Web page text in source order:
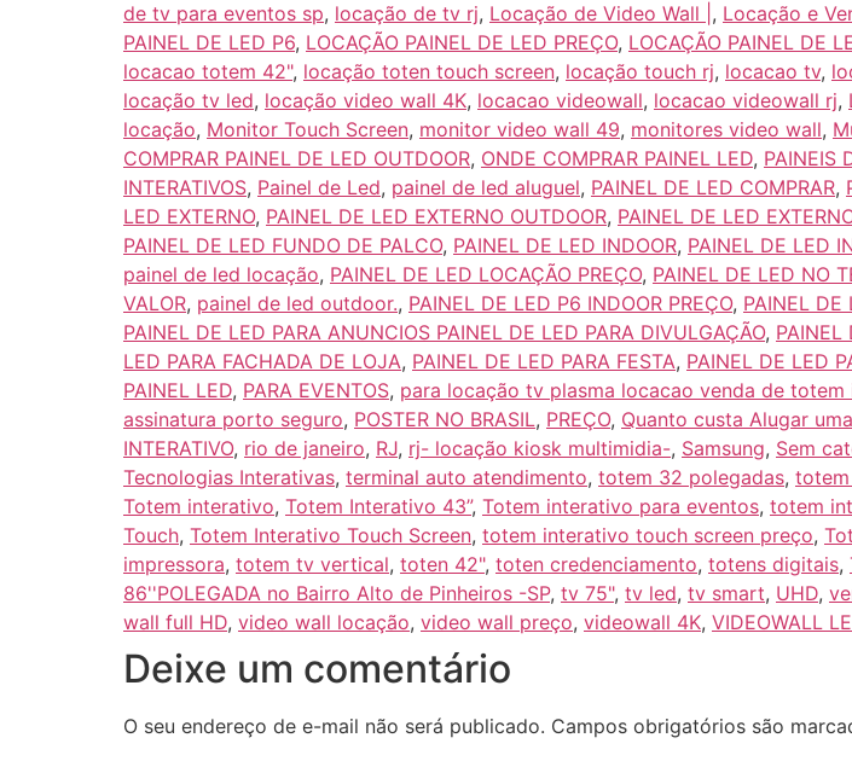
de tv para eventos sp, locação de tv rj, Locação de Video Wall | , Locação e
PAINEL DE LED P6, LOCAÇÃO PAINEL DE LED PREÇO, LOCAÇÃO PAINEL DE
locacao totem 42", locação toten touch screen, locação touch rj, locacao tv,
locação tv led, locação video wall 4K, locacao videowall, locacao videowall rj,
locação, Monitor Touch Screen, monitor video wall 49, monitores video wall,
COMPRAR PAINEL DE LED OUTDOOR, ONDE COMPRAR PAINEL LED, PAINEIS
INTERATIVOS, Painel de Led, painel de led aluguel, PAINEL DE LED COMPRAR,
LED EXTERNO, PAINEL DE LED EXTERNO OUTDOOR, PAINEL DE LED
PAINEL DE LED FUNDO DE PALCO, PAINEL DE LED INDOOR, PAINEL DE LED
painel de led locação, PAINEL DE LED LOCAÇÃO PREÇO, PAINEL DE LED NO
VALOR, painel de led outdoor., PAINEL DE LED P6 INDOOR PREÇO, PAINEL DE
PAINEL DE LED PARA ANUNCIOS PAINEL DE LED PARA DIVULGAÇÃO, PAINEL
LED PARA FACHADA DE LOJA, PAINEL DE LED PARA FESTA, PAINEL DE LED
PAINEL LED, PARA EVENTOS, para locação tv plasma locacao venda de totem
assinatura porto seguro, POSTER NO BRASIL, PREÇO, Quanto custa Alugar
INTERATIVO, rio de janeiro, RJ, rj- locação kiosk multimidia-, Samsung, Sem
Tecnologias Interativas, terminal auto atendimento, totem 32 polegadas,
Totem interativo, Totem Interativo 43”, Totem interativo para eventos, totem
Touch, Totem Interativo Touch Screen, totem interativo touch screen preço,
impressora, totem tv vertical, toten 42", toten credenciamento, totens digitais,
86''POLEGADA no Bairro‎ Alto de Pinheiros‎ -SP, tv 75", tv led, tv smart, UHD,
wall full HD, video wall locação, video wall preço, videowall 4K, VIDEOWALL
Deixe um comentário
O seu endereço de e-mail não será publicado. Campos obrigatórios são